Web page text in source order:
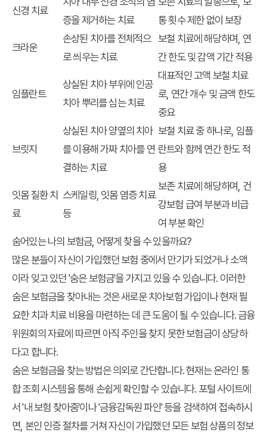
신경 치료
증을 제거하는 치료
통 횟수 제한 없이 보장
크라운
손상된 치아를 전체적으
로 씌우는 치료
보철 치료에 해당하며, 연
간 한도 및 감액 기간 적용
임플란트
상실된 치아 부위에 인공
치아 뿌리를 심는 치료
대표적인 고액 보철 치료
로, 연간 개수 및 금액 한도
중요
브릿지
상실된 치아 양옆의 치아
를 이용해 가짜 치아를 연
결하는 치료
보철 치료 중 하나로, 임플
란트와 함께 연간 한도 적
용
잇몸 질환 치
료
스케일링, 잇몸 염증 치료
등
보존 치료에 해당하며, 건
강보험 급여 부분과 비급
여 부분 확인
숨어있는 나의 보험금, 어떻게 찾을 수 있을까요?
많은 분들이 자신이 가입했던 보험 중에서 만기가 되었거나 소액
이라 잊고 있던 '숨은 보험금'을 가지고 있을 수 있습니다. 이러한
숨은 보험금을 찾아내는 것은 새로운 치아보험 가입이나 현재 필
요한 치과 치료 비용을 마련하는 데 큰 도움이 될 수 있습니다. 금융
위원회의 자료에 따르면 아직 주인을 찾지 못한 보험금이 상당하
다고 합니다.
숨은 보험금을 찾는 방법은 의외로 간단합니다. 현재는 온라인 통
합 조회 시스템을 통해 손쉽게 확인할 수 있습니다. 포털 사이트에
서 '내 보험 찾아줌'이나 '금융감독원 파인' 등을 검색하여 접속하시
면, 본인 인증 절차를 거쳐 자신이 가입했던 모든 보험 상품의 정보